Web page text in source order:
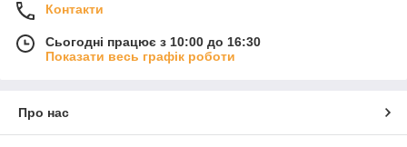
Контакти
Сьогодні працює з 10:00 до 16:30
Показати весь графік роботи
Про нас